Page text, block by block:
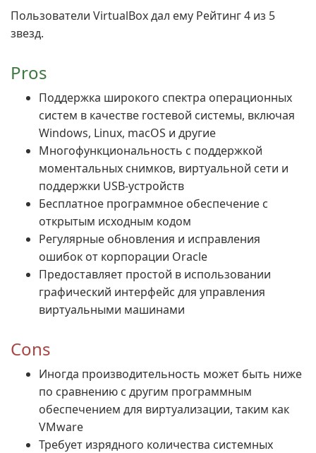
Пользователи VirtualBox дал ему Рейтинг 4 из 5
звезд.
Pros
Поддержка широкого спектра операционных
систем в качестве гостевой системы, включая
Windows, Linux, macOS и другие
Многофункциональность с поддержкой
моментальных снимков, виртуальной сети и
поддержки USB-устройств
Бесплатное программное обеспечение с
открытым исходным кодом
Регулярные обновления и исправления
ошибок от корпорации Oracle
Предоставляет простой в использовании
графический интерфейс для управления
виртуальными машинами
Cons
Иногда производительность может быть ниже
по сравнению с другим программным
обеспечением для виртуализации, таким как
VMware
Требует изрядного количества системных